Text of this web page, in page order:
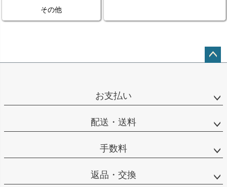
その他
お支払い
配送・送料
手数料
返品・交換